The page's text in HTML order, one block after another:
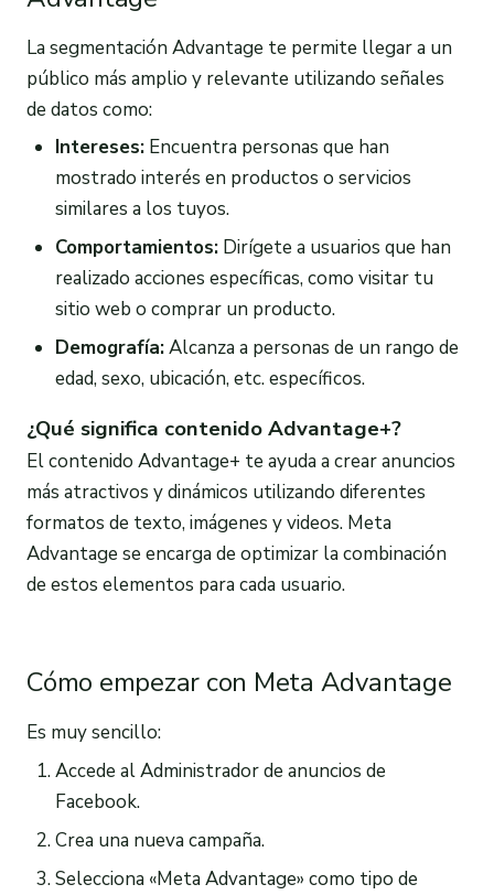
La segmentación Advantage te permite llegar a un
público más amplio y relevante utilizando señales
de datos como:
Intereses:Encuentra personas que han
mostrado interés en productos o servicios
similares a los tuyos.
Comportamientos:Dirígete a usuarios que han
realizado acciones específicas, como visitar tu
sitio web o comprar un producto.
Demografía:Alcanza a personas de un rango de
edad, sexo, ubicación, etc. específicos.
¿Qué significa contenido Advantage+?
El contenido Advantage+ te ayuda a crear anuncios
más atractivos y dinámicos utilizando diferentes
formatos de texto, imágenes y videos. Meta
Advantage se encarga de optimizar la combinación
de estos elementos para cada usuario.
Cómo empezar con Meta Advantage
Es muy sencillo:
Accede al Administrador de anuncios de
Facebook.
Crea una nueva campaña.
Selecciona «Meta Advantage» como tipo de